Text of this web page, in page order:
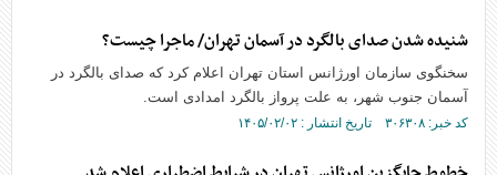
شنیده شدن صدای بالگرد در آسمان تهران/ ماجرا چیست؟
سخنگوی سازمان اورژانس استان تهران اعلام کرد که صدای بالگرد در
آسمان جنوب شهر، به علت پرواز بالگرد امدادی است.
کد خبر: ۳۰۶۳۰۸ تاریخ انتشار : ۱۴۰۵/۰۲/۰۲